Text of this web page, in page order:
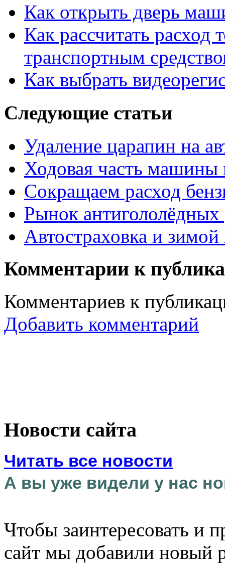
Как открыть дверь
Как рассчитать расход
транспортным
Как выбрать
Следующие статьи
Удаление царапин на
Ходовая часть машины
Сокращаем расход
Рынок антигололёдных
Автостраховка и зимой
Комментарии к
Комментариев к
Добавить комментарий
Новости сайта
Читать все новости
А вы уже видели у нас
Чтобы заинтересовать и
сайт мы добавили новый